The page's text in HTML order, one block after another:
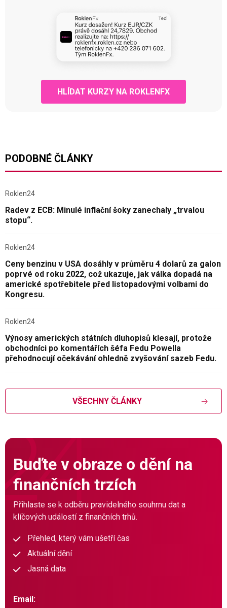
HLÍDAT KURZY NA ROKLENFX
PODOBNÉ ČLÁNKY
Roklen24
Radev z ECB: Minulé inflační šoky zanechaly „trvalou
stopu“.
Roklen24
Ceny benzinu v USA dosáhly v průměru 4 dolarů za galon
poprvé od roku 2022, což ukazuje, jak válka dopadá na
americké spotřebitele před listopadovými volbami do
Kongresu.
Roklen24
Výnosy amerických státních dluhopisů klesají, protože
obchodníci po komentářích šéfa Fedu Powella
přehodnocují očekávání ohledně zvyšování sazeb Fedu.
VŠECHNY ČLÁNKY
Buďte v obraze o dění na
finančních trzích
Přihlaste se k odběru pravidelného souhrnu dat a
klíčových událostí z finančních trhů.
Přehled, který vám ušetří čas
Aktuální dění
Jasná data
Email: